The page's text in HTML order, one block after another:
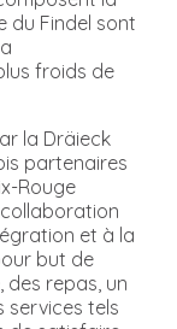
du Findel sont
froids de
la Dräieck
partenaires
Rouge
et à la
but de
repas, un
services tels